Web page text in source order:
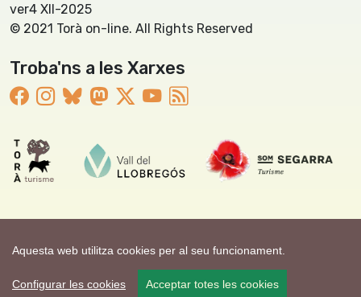
Aquesta web utilitza cookies per al seu funcionament.
Configurar les cookies Acceptar totes les cookies
ver4 XII-2025
© 2021 Torà on-line. All Rights Reserved
Troba'ns a les Xarxes